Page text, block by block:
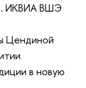
ИКВИА ВШЭ
Цендиной
в новую